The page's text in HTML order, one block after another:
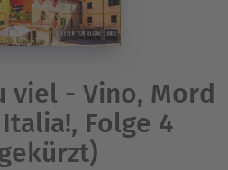
viel - Vino, Mord
Folge 4